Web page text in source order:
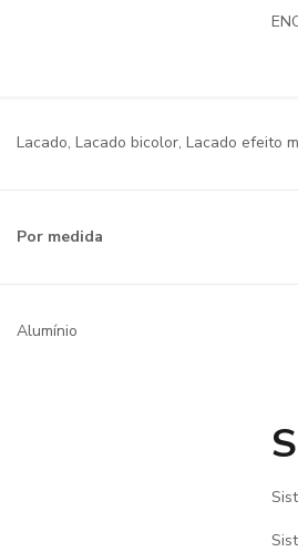
Lacado, Lacado bicolor, Lacado efeito
Por medida
Alumínio